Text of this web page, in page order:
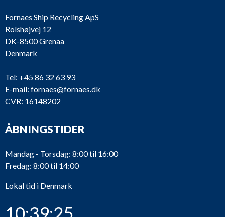
Fornaes Ship Recycling ApS
Rolshøjvej 12
DK-8500 Grenaa
Denmark
Tel: +45 86 32 63 93
E-mail: fornaes@fornaes.dk
CVR: 16148202
ÅBNINGSTIDER
Mandag - Torsdag: 8:00 til 16:00
Fredag: 8:00 til 14:00
Lokal tid i Denmark